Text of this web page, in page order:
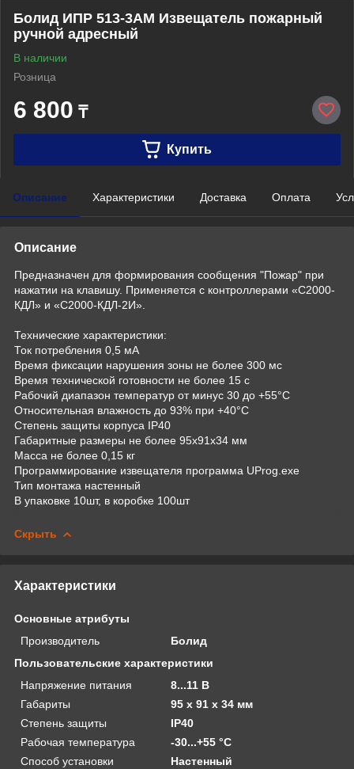
Болид ИПР 513-3АМ Извещатель пожарный
ручной адресный
В наличии
Розница
6 800 ₸
Купить
Описание Характеристики Доставка Оплата
Описание
Предназначен для формирования сообщения "Пожар" при
нажатии на клавишу. Применяется с контроллерами «С2000-
КДЛ» и «С2000-КДЛ-2И».
Технические характеристики:
Ток потребления 0,5 мА
Время фиксации нарушения зоны не более 300 мс
Время технической готовности не более 15 с
Рабочий диапазон температур от минус 30 до +55°C
Относительная влажность до 93% при +40°C
Степень защиты корпуса IР40
Габаритные размеры не более 95x91x34 мм
Масса не более 0,15 кг
Программирование извещателя программа UProg.exe
Тип монтажа настенный
В упаковке 10шт, в коробке 100шт
Скрыть
Характеристики
Основные атрибуты
Производитель
Болид
Пользовательские характеристики
Напряжение питания
8...11 В
Габариты
95 x 91 x 34 мм
Степень защиты
IP40
Рабочая температура
-30...+55 °С
Способ установки
Настенный